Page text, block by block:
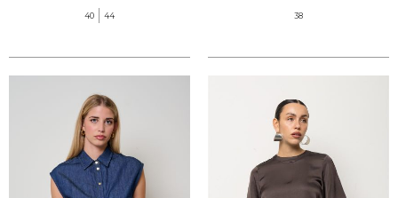
40 44 38